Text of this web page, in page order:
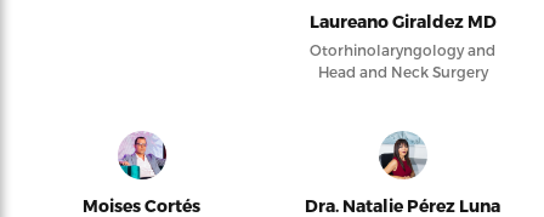
Laureano Giraldez MD
Otorhinolaryngology and
Head and Neck Surgery
Moises Cortés Dra. Natalie Pérez Luna